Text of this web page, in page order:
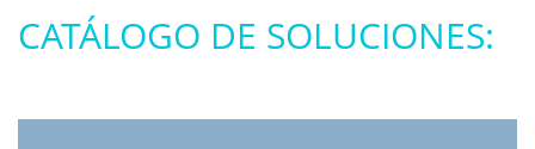
CATÁLOGO DE SOLUCIONES: